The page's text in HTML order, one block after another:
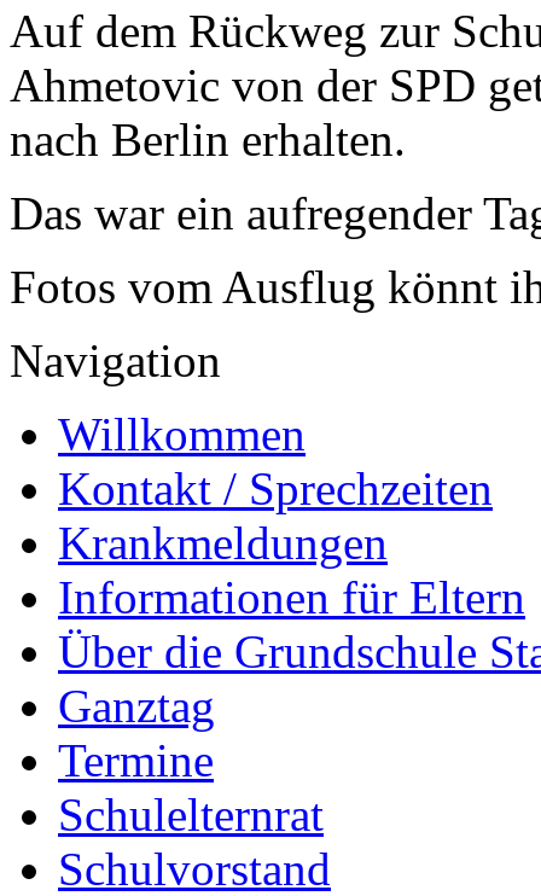
Auf dem Rückweg zur
Ahmetovic von der SPD
nach Berlin erhalten.
Das war ein aufregender
Fotos vom Ausflug könnt
Navigation
Willkommen
Kontakt / Sprechzeiten
Krankmeldungen
Informationen für Eltern
Über die Grundschule
Ganztag
Termine
Schulelternrat
Schulvorstand